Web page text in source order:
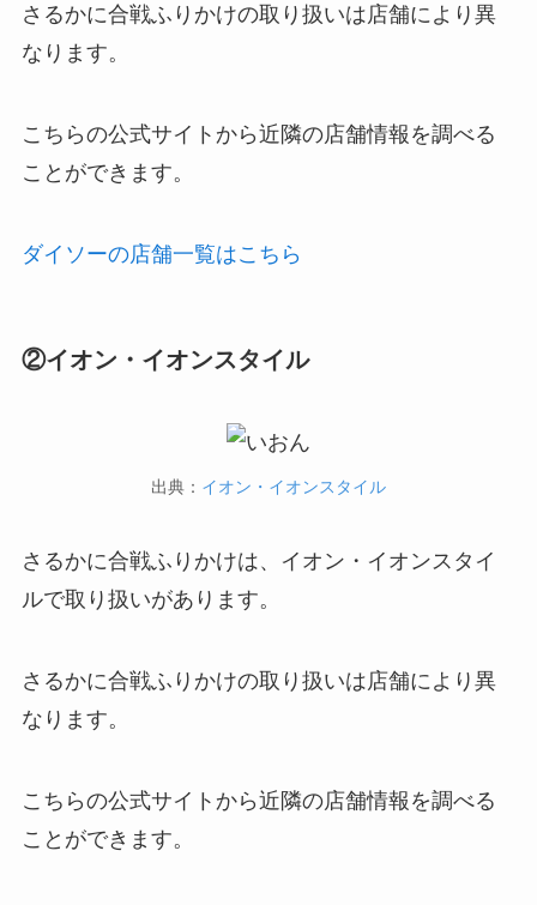
さるかに合戦ふりかけの取り扱いは店舗により異
なります。
こちらの公式サイトから近隣の店舗情報を調べる
ことができます。
ダイソーの店舗一覧はこちら
②イオン・イオンスタイル
出典： イオン・イオンスタイル
さるかに合戦ふりかけは、イオン・イオンスタイ
ルで取り扱いがあります。
さるかに合戦ふりかけの取り扱いは店舗により異
なります。
こちらの公式サイトから近隣の店舗情報を調べる
ことができます。